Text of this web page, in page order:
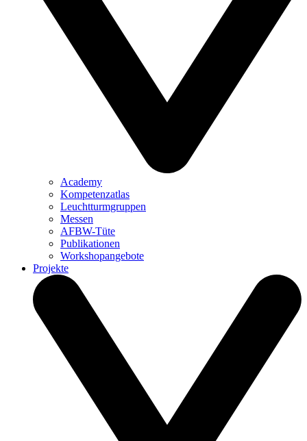
Academy
Kompetenzatlas
Leuchtturm­gruppen
Messen
AFBW-Tüte
Publikationen
Workshopangebote
Projekte